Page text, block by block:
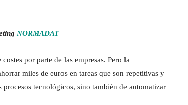
NORMADAT
por parte de las empresas. Pero la
miles de euros en tareas que son repetitivas y
tecnológicos, sino también de automatizar